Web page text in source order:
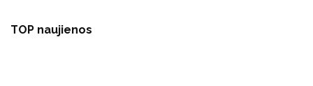
TOP naujienos